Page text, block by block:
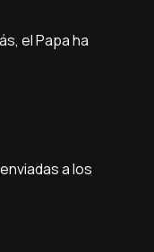
el Papa ha
a los